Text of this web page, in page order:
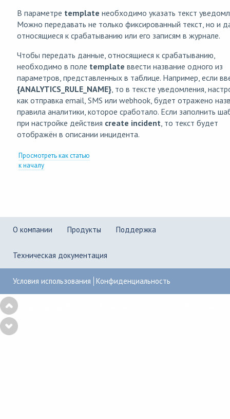
В параметре template необходимо указать текст
Можно передавать не только фиксированный текст, но и
относящиеся к срабатыванию или его записям в журнале.
Чтобы передать данные, относящиеся к срабатыванию,
необходимо в поле template ввести название одного из
параметров, представленных в таблице. Например, если
{ANALYTICS_RULE_NAME}, то в тексте уведомления,
как отправка email, SMS или webhook, будет отражено
правила аналитики, которое сработало. Если заполнить
при настройке действия create incident, то текст будет
отображён в описании инцидента.
Просмотреть как статью
к началу
О компании Продукты Поддержка
Техническая документация
Условия использования Конфиденциальность